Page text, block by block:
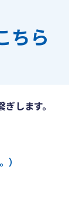
ちら
します。
）